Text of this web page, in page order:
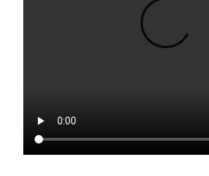
تسارع التطورات الإقليمية
"أزمة سبتة".. المغرب "مستعد" للتعاون
في إعادة القصر
إيران.. ترمب يؤكد السيطرة على هرمز
وطهران تتحدث عن اتفاق وشيك مع
مسقط